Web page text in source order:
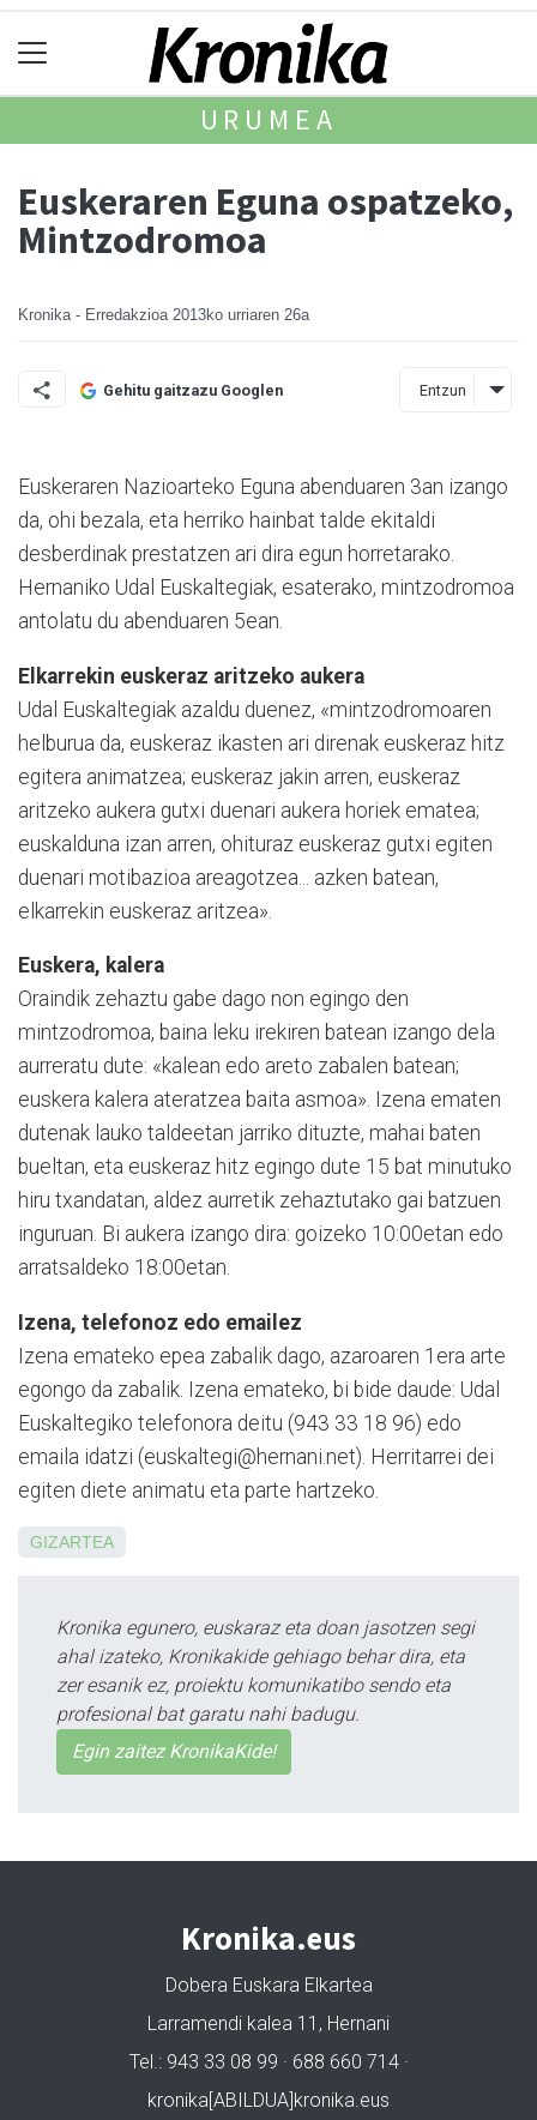
URUMEA
Euskeraren Eguna ospatzeko,
Mintzodromoa
Kronika - Erredakzioa 2013ko urriaren 26a
Gehitu gaitzazu Googlen Entzun
Euskeraren Nazioarteko Eguna abenduaren 3an izango
da, ohi bezala, eta herriko hain­bat talde ekitaldi
desberdinak prestatzen ari dira egun horre­tarako.
Hernaniko Udal Euskal­te­giak, esaterako, mintzodro­moa
antolatu du abenduaren 5ean.
Elkarrekin euskeraz aritzeko aukera
Udal Euskaltegiak azaldu due­nez, «mintzodromoaren
helbu­rua da, euskeraz ikasten ari direnak euskeraz hitz
egitera animatzea; euskeraz jakin arren, euskeraz
aritzeko aukera gutxi duenari aukera horiek ematea;
euskalduna izan arren, ohituraz euskeraz gutxi egiten
duenari motibazioa areagotzea... azken batean,
elkarrekin euskeraz aritzea».
Euskera, kalera
Oraindik zehaztu gabe dago non egingo den
mintzodromoa, baina leku irekiren batean izango dela
aurreratu dute: «ka­lean edo areto zabalen batean;
euskera kalera ateratzea baita asmoa». Izena ematen
dutenak lauko taldeetan jarriko dituzte, mahai baten
bueltan, eta euskeraz hitz egingo dute 15 bat minutuko
hiru txandatan, aldez aurretik zehaztutako gai batzuen
in­guruan. Bi aukera izango dira: goizeko 10:00etan edo
arra­tsaldeko 18:00etan.
Izena, telefonoz edo emailez
Izena emateko epea zabalik dago, azaroaren 1era arte
egongo da zabalik. Izena emateko, bi bide daude: Udal
Euskaltegiko telefonora deitu (943 33 18 96) edo
emaila idatzi (euskaltegi@hernani.net). Herritarrei dei
egiten diete animatu eta parte hartzeko.
GIZARTEA
Kronika egunero, euskaraz eta doan jasotzen segi
ahal izateko, Kronikakide gehiago behar dira, eta
zer esanik ez, proiektu komunikatibo sendo eta
profesional bat garatu nahi badugu.
Egin zaitez KronikaKide!
Kronika.eus
Dobera Euskara Elkartea
Larramendi kalea 11, Hernani
Tel.: 943 33 08 99 · 688 660 714 ·
kronika[ABILDUA]kronika.eus